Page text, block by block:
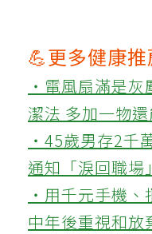
💪更多健康推
‧電風扇滿是灰
潔法 多加一物
‧45歲男存2千
通知「淚回職場
‧用千元手機、
中年後重視和放